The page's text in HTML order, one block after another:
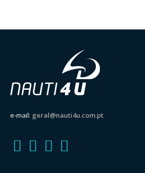
e-mail: geral@nauti4u.com.pt